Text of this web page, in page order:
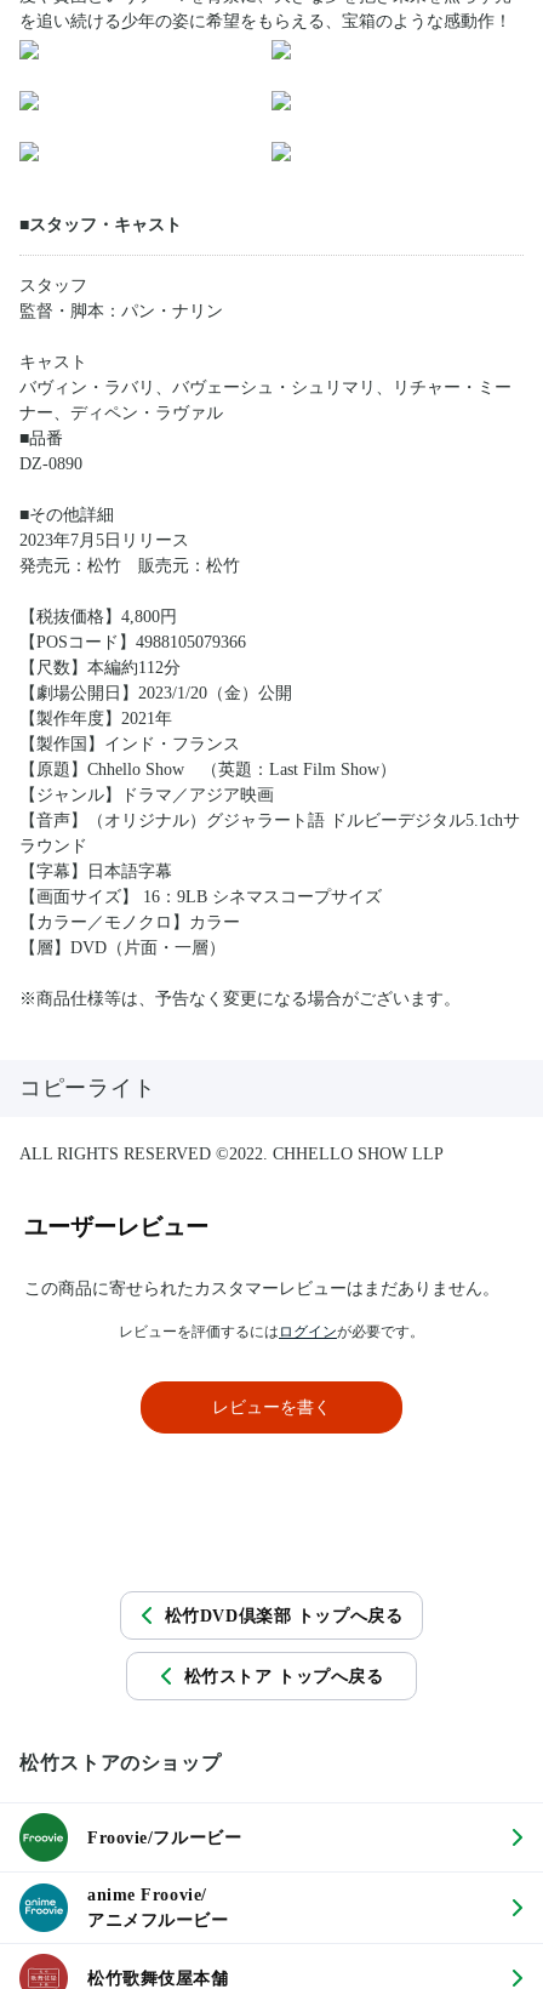
を追い続ける少年の姿に希望をもらえる、宝箱のような感動作！
■スタッフ・キャスト
スタッフ
監督・脚本：パン・ナリン
キャスト
バヴィン・ラバリ、バヴェーシュ・シュリマリ、リチャー・ミー
ナー、ディペン・ラヴァル
■品番
DZ-0890
■その他詳細
2023年7月5日リリース
発売元：松竹 販売元：松竹
【税抜価格】4,800円
【POSコード】4988105079366
【尺数】本編約112分
【劇場公開日】2023/1/20（金）公開
【製作年度】2021年
【製作国】インド・フランス
【原題】Chhello Show （英題：Last Film Show）
【ジャンル】ドラマ／アジア映画
【音声】（オリジナル）グジャラート語 ドルビーデジタル5.1chサ
ラウンド
【字幕】日本語字幕
【画面サイズ】 16：9LB シネマスコープサイズ
【カラー／モノクロ】カラー
【層】DVD（片面・一層）
※商品仕様等は、予告なく変更になる場合がございます。
コピーライト
ALL RIGHTS RESERVED ©2022. CHHELLO SHOW LLP
ユーザーレビュー
この商品に寄せられたカスタマーレビューはまだありません。
レビューを評価するには ログインが必要です。
レビューを書く
松竹DVD倶楽部 トップへ戻る
松竹ストア トップへ戻る
松竹ストアのショップ
Froovie/フルービー
anime Froovie/
アニメフルービー
松竹歌舞伎屋本舗